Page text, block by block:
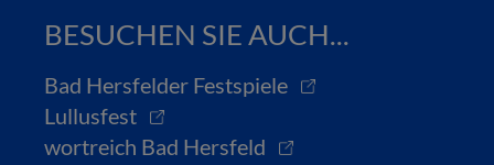
BESUCHEN SIE AUCH...
Bad Hersfelder Festspiele
Lullusfest
wortreich Bad Hersfeld